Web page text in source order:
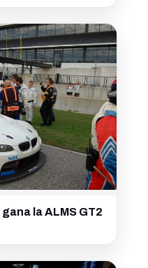
la ALMS GT2